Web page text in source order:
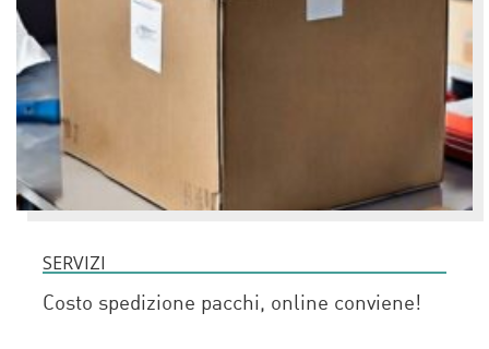
SERVIZI
Costo spedizione pacchi, online conviene!